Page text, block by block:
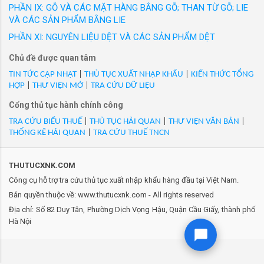
- Mã Hs 40040000: Ruột xe phế liệu, đã qua sử dụng, đã làm
- Mã Hs 40040000: VONGUYENTBR/Phế liệu từ cao su mềm
(Vỏ xe TBR phế đã cắt) thu được trong quá trình sản xuất lốp
xe của DNCX)/VN/XK
đưa ra thị trường trong nước với các nhãn hiệu
được người tiêu dùng Việt Nam yêu thích. Hàng
loạt sản phẩm thời trang công sở cao cấp như
Classic, May10 Classic Suit... Thương hiệu
Veston và nhiều thương hiệu thời trang được
phát triển trong 20 năm qua của May 10 đ...
PHẦN IX: GỖ VÀ CÁC MẶT HÀNG BẰNG GỖ; THAN TỪ GỖ; LIE
VÀ CÁC SẢN PHẨM BẰNG LIE
PHẦN XI: NGUYÊN LIỆU DỆT VÀ CÁC SẢN PHẨM DỆT
Chủ đề được quan tâm
TIN TỨC CẬP NHẬT| THỦ TỤC XUẤT NHẬP KHẨU
KIẾN THỨC TỔNG
HỢP
THƯ VIỆN MỞ| TRA CỨU DỮ LIỆU
Cổng thủ tục hành chính công
TRA CỨU BIỂU THUẾ THỦ TỤC HẢI QUAN THƯ VIỆN VĂN BẢN
THỐNG KÊ HẢI QUAN
TRA CỨU THUẾ TNCN
THUTUCXNK.COM
Công cụ hỗ trợ tra cứu thủ tục xuất nhập khẩu hàng đầu tại Việt Nam.
Bản quyền thuộc về: www.thutucxnk.com - All rights reserved
Địa chỉ: Số 82 Duy Tân, Phường Dịch Vọng Hậu, Quận Cầu Giấy, thành phố
Hà Nội